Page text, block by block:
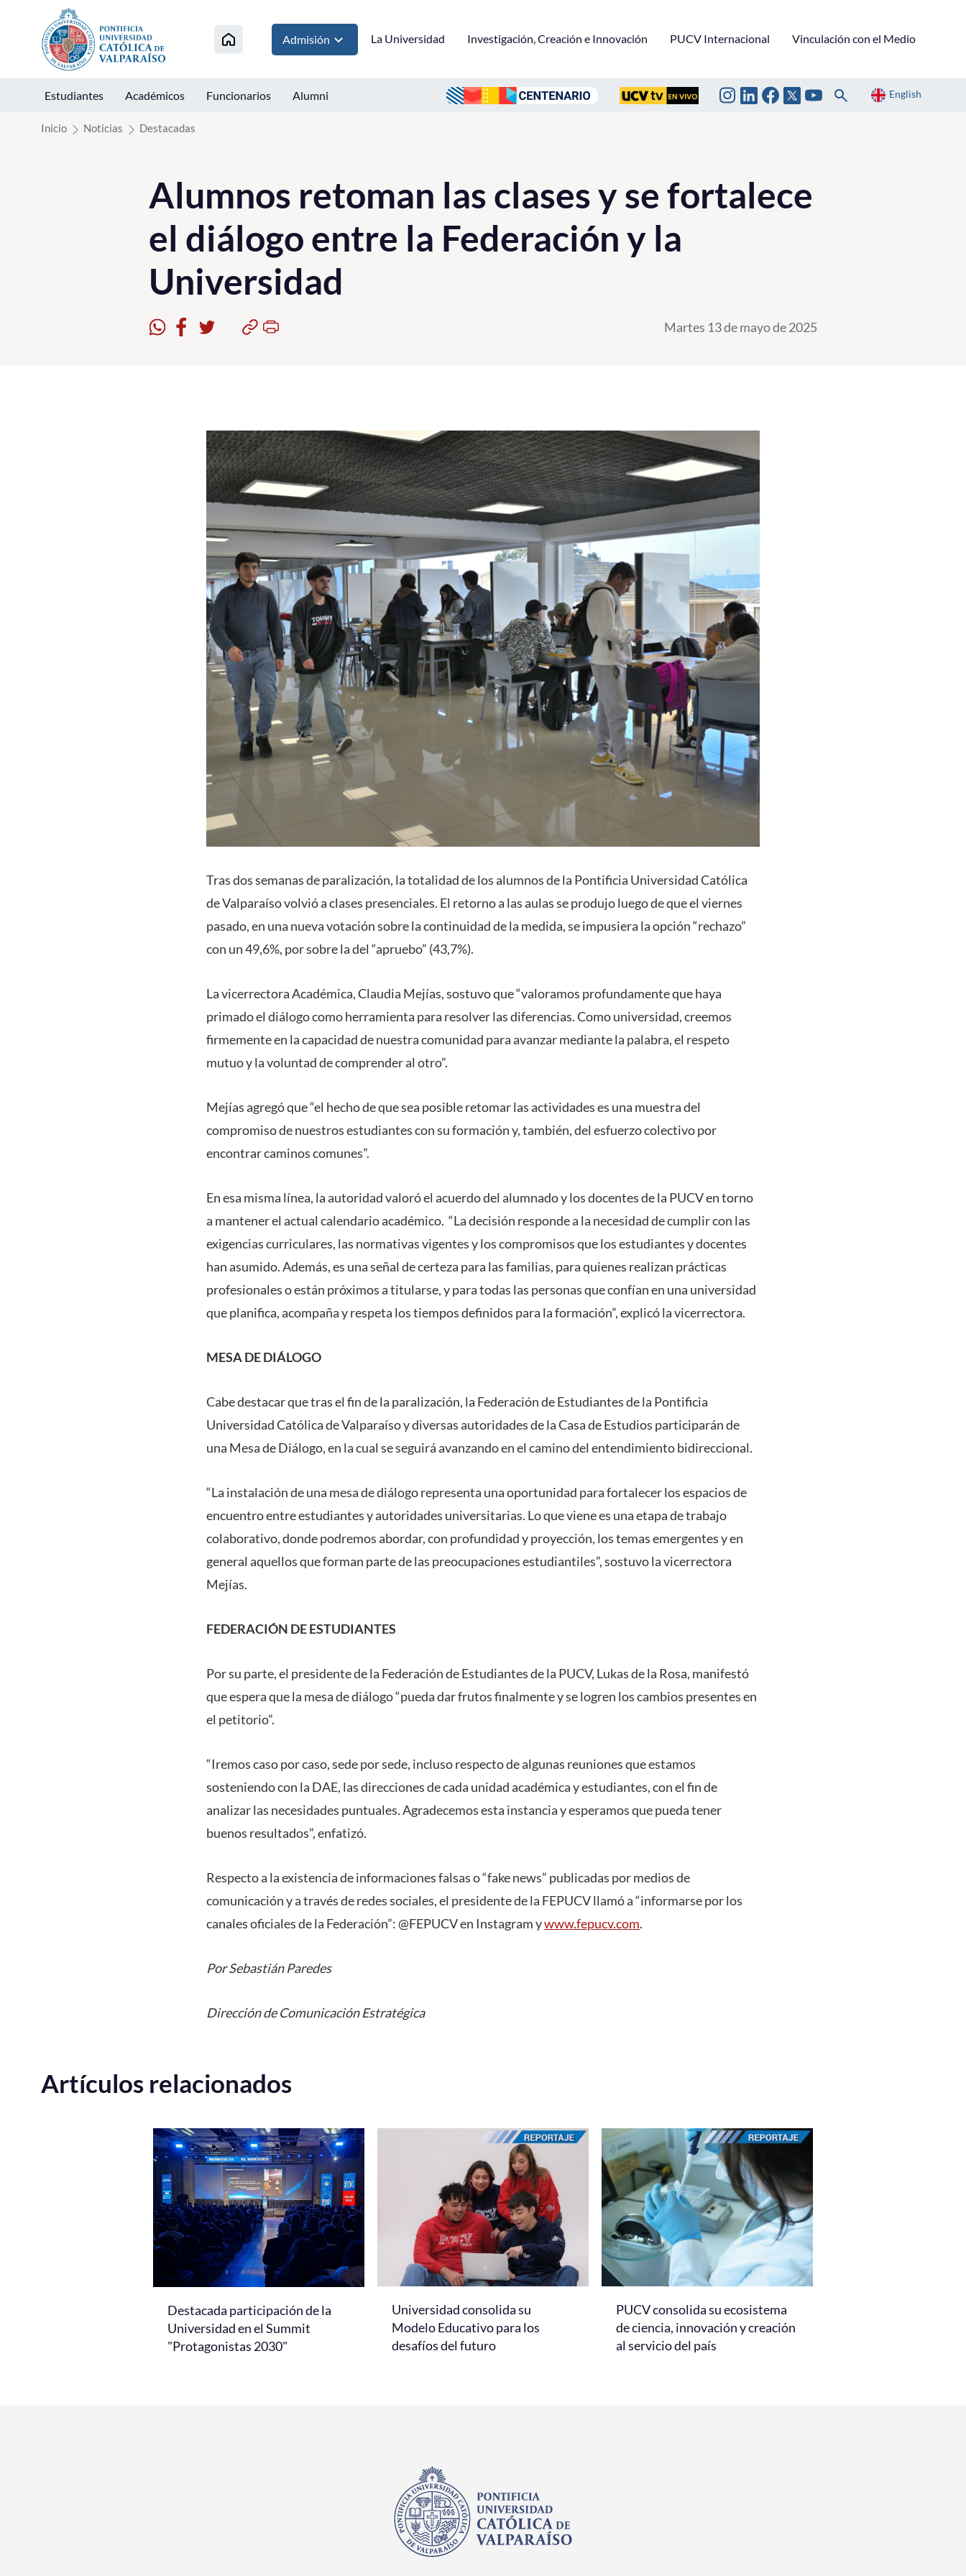
Click acá para ir directamente al contenido
Admisión La Universidad Investigación, Creación e Innovación PUCV Internacional Vinculación con el Medio
Estudiantes Académicos Funcionarios Alumni English
Inicio Noticias Destacadas
Alumnos retoman las clases y se fortalece
el diálogo entre la Federación y la
Universidad
Martes 13 de mayo de 2025
Tras dos semanas de paralización, la totalidad de los alumnos de la Pontificia Universidad Católica
de Valparaíso volvió a clases presenciales. El retorno a las aulas se produjo luego de que el viernes
pasado, en una nueva votación sobre la continuidad de la medida, se impusiera la opción “rechazo”
con un 49,6%, por sobre la del “apruebo” (43,7%).
La vicerrectora Académica, Claudia Mejías, sostuvo que “valoramos profundamente que haya
primado el diálogo como herramienta para resolver las diferencias. Como universidad, creemos
firmemente en la capacidad de nuestra comunidad para avanzar mediante la palabra, el respeto
mutuo y la voluntad de comprender al otro”.
Mejías agregó que “el hecho de que sea posible retomar las actividades es una muestra del
compromiso de nuestros estudiantes con su formación y, también, del esfuerzo colectivo por
encontrar caminos comunes”.
En esa misma línea, la autoridad valoró el acuerdo del alumnado y los docentes de la PUCV en torno
a mantener el actual calendario académico. “La decisión responde a la necesidad de cumplir con las
exigencias curriculares, las normativas vigentes y los compromisos que los estudiantes y docentes
han asumido. Además, es una señal de certeza para las familias, para quienes realizan prácticas
profesionales o están próximos a titularse, y para todas las personas que confían en una universidad
que planifica, acompaña y respeta los tiempos definidos para la formación”, explicó la vicerrectora.
MESA DE DIÁLOGO
Cabe destacar que tras el fin de la paralización, la Federación de Estudiantes de la Pontificia
Universidad Católica de Valparaíso y diversas autoridades de la Casa de Estudios participarán de
una Mesa de Diálogo, en la cual se seguirá avanzando en el camino del entendimiento bidireccional.
“La instalación de una mesa de diálogo representa una oportunidad para fortalecer los espacios de
encuentro entre estudiantes y autoridades universitarias. Lo que viene es una etapa de trabajo
colaborativo, donde podremos abordar, con profundidad y proyección, los temas emergentes y en
general aquellos que forman parte de las preocupaciones estudiantiles”, sostuvo la vicerrectora
Mejías.
FEDERACIÓN DE ESTUDIANTES
Por su parte, el presidente de la Federación de Estudiantes de la PUCV, Lukas de la Rosa, manifestó
que espera que la mesa de diálogo “pueda dar frutos finalmente y se logren los cambios presentes en
el petitorio”.
“Iremos caso por caso, sede por sede, incluso respecto de algunas reuniones que estamos
sosteniendo con la DAE, las direcciones de cada unidad académica y estudiantes, con el fin de
analizar las necesidades puntuales. Agradecemos esta instancia y esperamos que pueda tener
buenos resultados”, enfatizó.
Respecto a la existencia de informaciones falsas o “fake news” publicadas por medios de
comunicación y a través de redes sociales, el presidente de la FEPUCV llamó a “informarse por los
canales oficiales de la Federación”: @FEPUCV en Instagram ywww.fepucv.com.
Por Sebastián Paredes
Dirección de Comunicación Estratégica
Artículos relacionados
Destacada participación de la
Universidad en el Summit
"Protagonistas 2030"
Universidad consolida su
Modelo Educativo para los
desafíos del futuro
PUCV consolida su ecosistema
de ciencia, innovación y creación
al servicio del país